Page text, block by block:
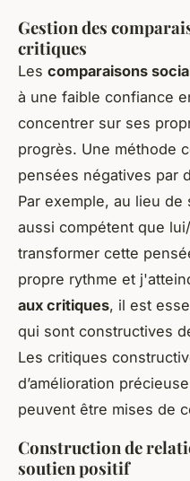
Gestion des
critiques
Les comparaisons
à une faible confiance
concentrer sur ses
progrès. Une méthode
pensées négatives par
Par exemple, au lieu
aussi compétent que
transformer cette
propre rythme et
aux critiques, il est
qui sont constructives
Les critiques
d’amélioration
peuvent être mises de
Construction de
soutien positif